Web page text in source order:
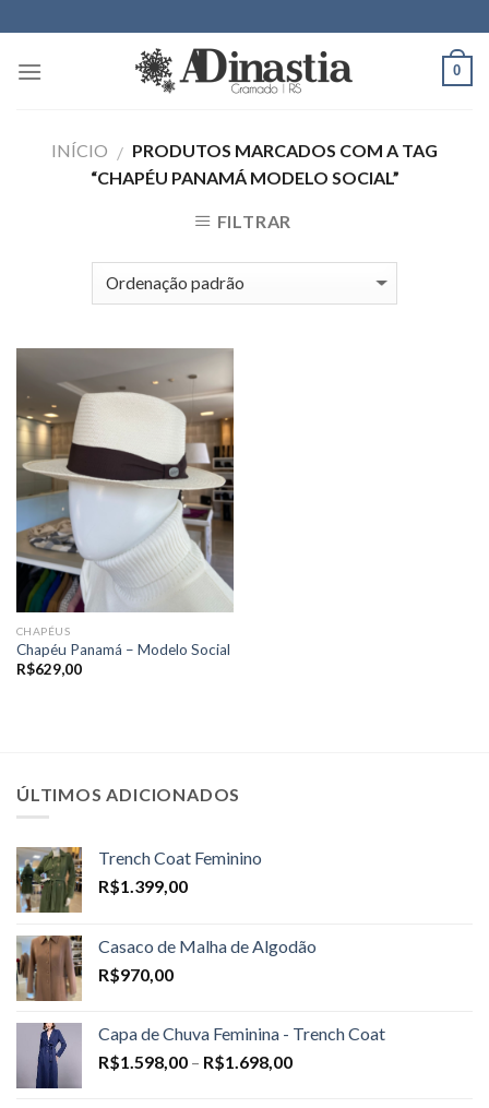
to
content
0
INÍCIO / PRODUTOS MARCADOS COM A TAG
“CHAPÉU PANAMÁ MODELO SOCIAL”
FILTRAR
CHAPÉUS
Chapéu Panamá – Modelo Social
R$629,00
ÚLTIMOS ADICIONADOS
Trench Coat Feminino
R$1.399,00
Casaco de Malha de Algodão
R$970,00
Capa de Chuva Feminina - Trench Coat
R$1.598,00 – R$1.698,00Price